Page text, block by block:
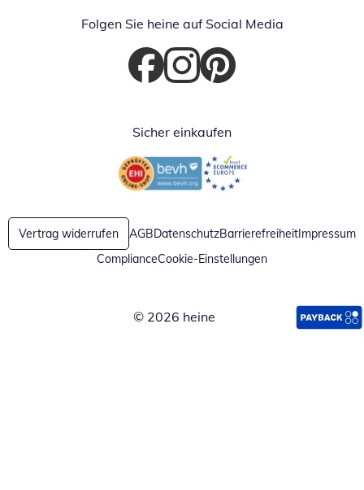
Folgen Sie heine auf Social Media
Öffnet in neuem Fenster
Öffnet in neuem Fenster
Öffnet in neuem Fenster
Sicher einkaufen
Öffnet in neuem FensterÖffnet in neuem Fenster
Vertrag widerrufen AGBDatenschutzBarrierefreiheitImpressum
ComplianceCookie-Einstellungen
© 2026 heine